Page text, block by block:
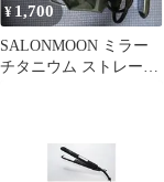
¥ 1,700
SALONMOON ミラー
チタニウム ストレート